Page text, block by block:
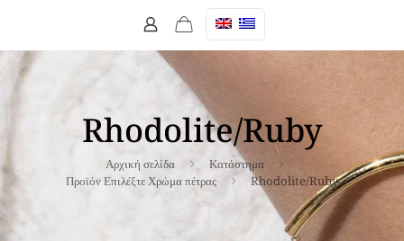
Rhodolite/Ruby
Αρχική σελίδα
Κατάστημα
Προϊόν Επιλέξτε Χρώμα πέτρας
Rhodolite/Ruby